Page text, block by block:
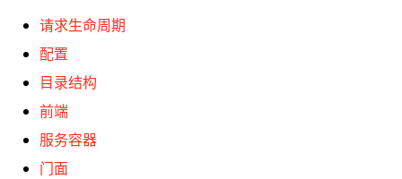
请求生命周期
配置
目录结构
前端
服务容器
门面